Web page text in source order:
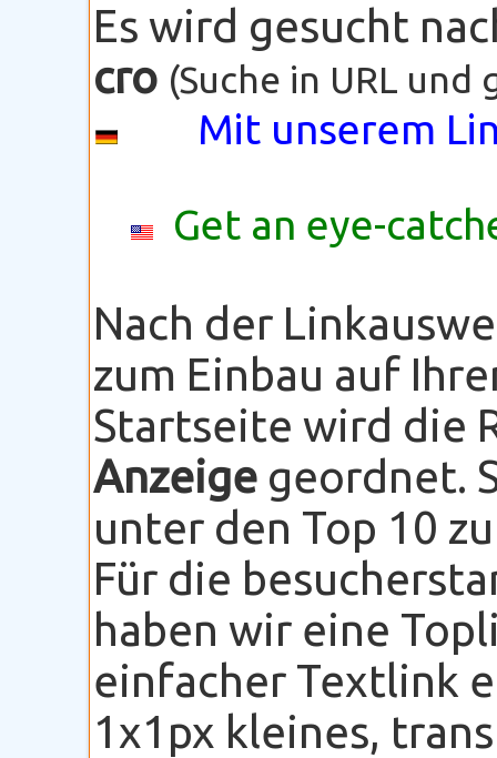
Es wird gesucht
cro (Suche in URL und
Mit unserem
Get an eye-
Nach der
zum Einbau auf
Startseite wird die
Anzeigegeordnet.
unter den Top 10
Für die
haben wir eine
einfacher Textlink
1x1px kleines,